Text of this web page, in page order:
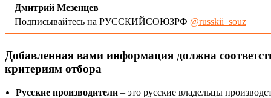
Дмитрий Мезенцев
Подписывайтесь на РУССКИЙСОЮЗРФ @russkii_souz
Добавленная вами информация должна
критериям отбора
Русские производители – это русские владельцы